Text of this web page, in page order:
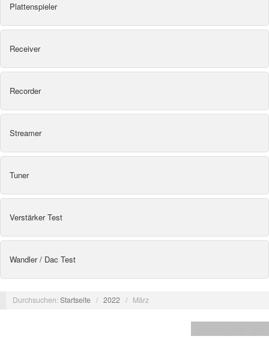
Plattenspieler
Receiver
Recorder
Streamer
Tuner
Verstärker Test
Wandler / Dac Test
Durchsuchen:Startseite / 2022 / März